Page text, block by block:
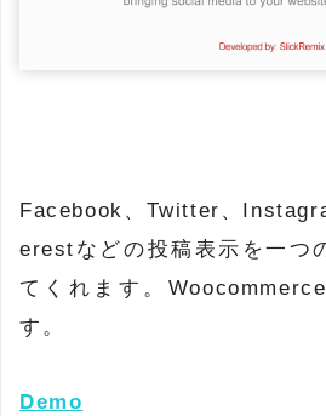
Facebook、Twitter、
erestなどの投稿表示を一つ
てくれます。
す。
Demo